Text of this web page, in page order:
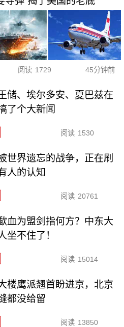
阅读 1729 45分钟前
储、埃尔多安、夏巴兹在
了个大新闻
阅读 1530
世界遗忘的战争，正在刷
人的认知
阅读 20761
血为盟剑指何方？中东大
坐不住了！
阅读 15014
楼鹰派翘首盼进京，北京
都没给留
阅读 13850